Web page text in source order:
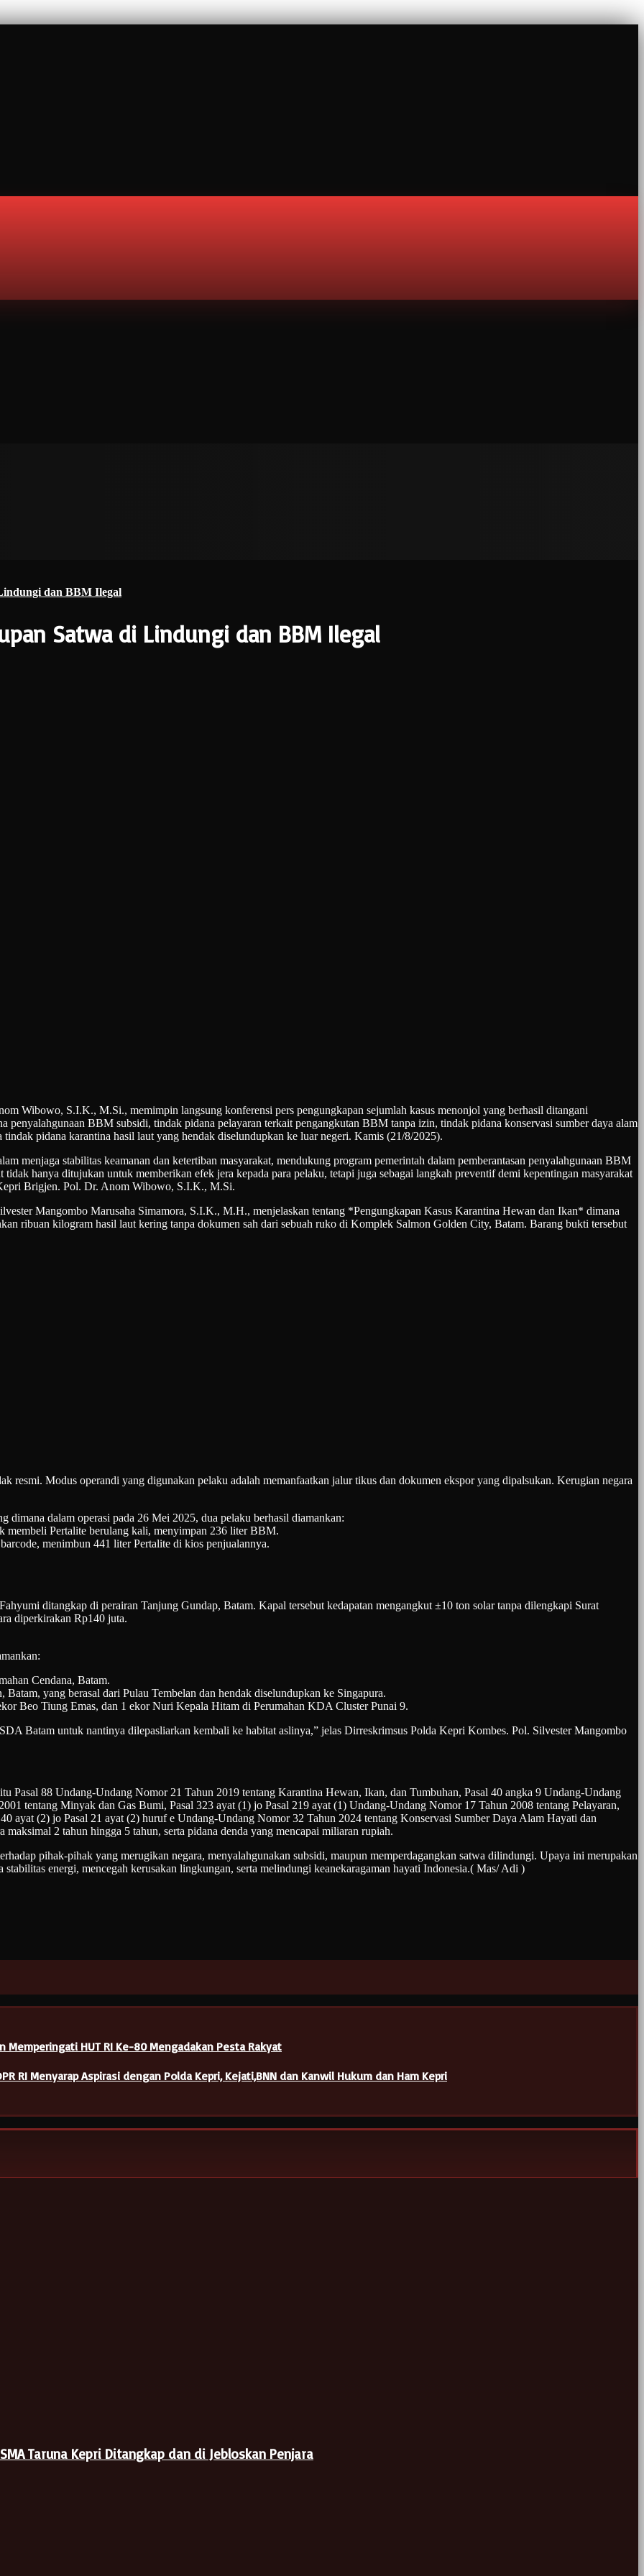
dan BBM Ilegal
Satwa di Lindungi dan BBM Ilegal
S.I.K., M.Si., memimpin langsung konferensi pers pengungkapan sejumlah kasus menonjol yang berhasil ditangani
penyalahgunaan BBM subsidi, tindak pidana pelayaran terkait pengangkutan BBM tanpa izin, tindak pidana konservasi sumber daya alam
pidana karantina hasil laut yang hendak diselundupkan ke luar negeri. Kamis (21/8/2025).
menjaga stabilitas keamanan dan ketertiban masyarakat, mendukung program pemerintah dalam pemberantasan penyalahgunaan BBM
hanya ditujukan untuk memberikan efek jera kepada para pelaku, tetapi juga sebagai langkah preventif demi kepentingan masyarakat
Brigjen. Pol. Dr. Anom Wibowo, S.I.K., M.Si.
Mangombo Marusaha Simamora, S.I.K., M.H., menjelaskan tentang *Pengungkapan Kasus Karantina Hewan dan Ikan* dimana
ribuan kilogram hasil laut kering tanpa dokumen sah dari sebuah ruko di Komplek Salmon Golden City, Batam. Barang bukti tersebut
resmi. Modus operandi yang digunakan pelaku adalah memanfaatkan jalur tikus dan dokumen ekspor yang dipalsukan. Kerugian negara
dalam operasi pada 26 Mei 2025, dua pelaku berhasil diamankan:
membeli Pertalite berulang kali, menyimpan 236 liter BBM.
menimbun 441 liter Pertalite di kios penjualannya.
ditangkap di perairan Tanjung Gundap, Batam. Kapal tersebut kedapatan mengangkut ±10 ton solar tanpa dilengkapi Surat
diperkirakan Rp140 juta.
Cendana, Batam.
yang berasal dari Pulau Tembelan dan hendak diselundupkan ke Singapura.
Beo Tiung Emas, dan 1 ekor Nuri Kepala Hitam di Perumahan KDA Cluster Punai 9.
Batam untuk nantinya dilepasliarkan kembali ke habitat aslinya,” jelas Dirreskrimsus Polda Kepri Kombes. Pol. Silvester Mangombo
Pasal 88 Undang-Undang Nomor 21 Tahun 2019 tentang Karantina Hewan, Ikan, dan Tumbuhan, Pasal 40 angka 9 Undang-Undang
tentang Minyak dan Gas Bumi, Pasal 323 ayat (1) jo Pasal 219 ayat (1) Undang-Undang Nomor 17 Tahun 2008 tentang Pelayaran,
ayat (2) jo Pasal 21 ayat (2) huruf e Undang-Undang Nomor 32 Tahun 2024 tentang Konservasi Sumber Daya Alam Hayati dan
2 tahun hingga 5 tahun, serta pidana denda yang mencapai miliaran rupiah.
pihak-pihak yang merugikan negara, menyalahgunakan subsidi, maupun memperdagangkan satwa dilindungi. Upaya ini merupakan
energi, mencegah kerusakan lingkungan, serta melindungi keanekaragaman hayati Indonesia.( Mas/ Adi )
HUT RI Ke-80 Mengadakan Pesta Rakyat
RI Menyarap Aspirasi dengan Polda Kepri, Kejati,BNN dan Kanwil Hukum dan Ham Kepri
Taruna Kepri Ditangkap dan di Jebloskan Penjara